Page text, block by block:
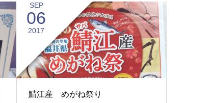
SEP
06
2017
鯖江産 めがね祭り